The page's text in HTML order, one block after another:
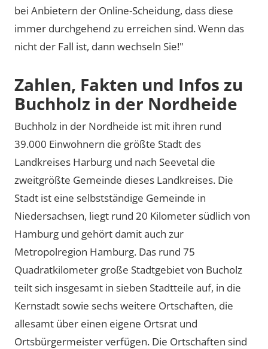
bei Anbietern der Online-Scheidung, dass diese
immer durchgehend zu erreichen sind. Wenn das
nicht der Fall ist, dann wechseln Sie!"
Zahlen, Fakten und Infos zu
Buchholz in der Nordheide
Buchholz in der Nordheide ist mit ihren rund
39.000 Einwohnern die größte Stadt des
Landkreises Harburg und nach Seevetal die
zweitgrößte Gemeinde dieses Landkreises. Die
Stadt ist eine selbstständige Gemeinde in
Niedersachsen, liegt rund 20 Kilometer südlich von
Hamburg und gehört damit auch zur
Metropolregion Hamburg. Das rund 75
Quadratkilometer große Stadtgebiet von Bucholz
teilt sich insgesamt in sieben Stadtteile auf, in die
Kernstadt sowie sechs weitere Ortschaften, die
allesamt über einen eigene Ortsrat und
Ortsbürgermeister verfügen. Die Ortschaften sind